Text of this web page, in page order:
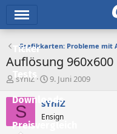
Ticker
Tests
Downloads
Preisvergleich
Grafikkarten: Probleme mit
Auflösung 960x600
E
s
t
e
sYniZ
E
s
e
9. Juni 2009
S sYniZ
Ensign